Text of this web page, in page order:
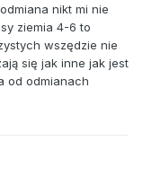
nikt mi nie
ziemia 4-6 to
wszędzie nie
się jak inne jak jest
od odmianach